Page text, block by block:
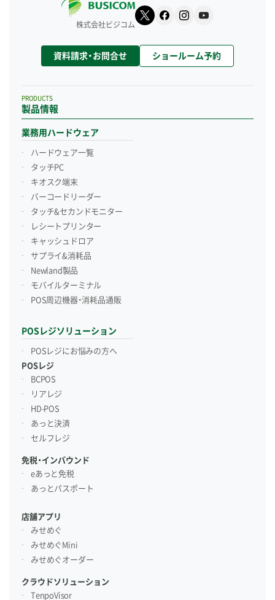
株式会社ビジコム
資料請求・お問合せ ショールーム予約
製品情報
PRODUCTS
業務用ハードウェア
ハードウェア一覧
タッチPC
キオスク端末
バーコードリーダー
タッチ&セカンドモニター
レシートプリンター
キャッシュドロア
サプライ&消耗品
Newland製品
モバイルターミナル
POS周辺機器・消耗品通販
POSレジソリューション
POSレジにお悩みの方へ
POSレジ
BCPOS
リアレジ
HD-POS
あっと決済
セルフレジ
免税・インバウンド
eあっと免税
あっとパスポート
店舗アプリ
みせめぐ
みせめぐMini
みせめぐオーダー
クラウドソリューション
TenpoVisor